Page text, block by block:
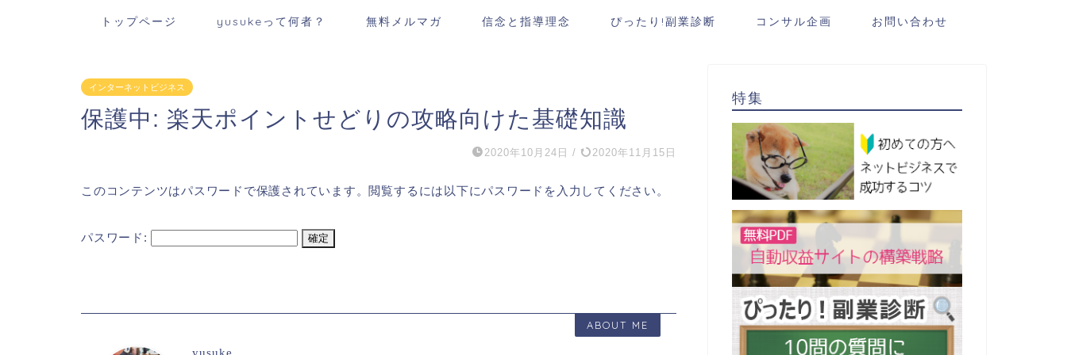
トップページ yusukeって何者？ 無料メルマガ 信念と指導理念 ぴったり!副業診断 コンサル企画 お問い合わせ
インターネットビジネス
保護中: 楽天ポイントせどりの攻略向けた基礎知識
2020年10月24日 / 2020年11月15日
このコンテンツはパスワードで保護されています。閲覧するには以下にパスワードを入力してください。
パスワード:
ABOUT ME
yusuke
特集